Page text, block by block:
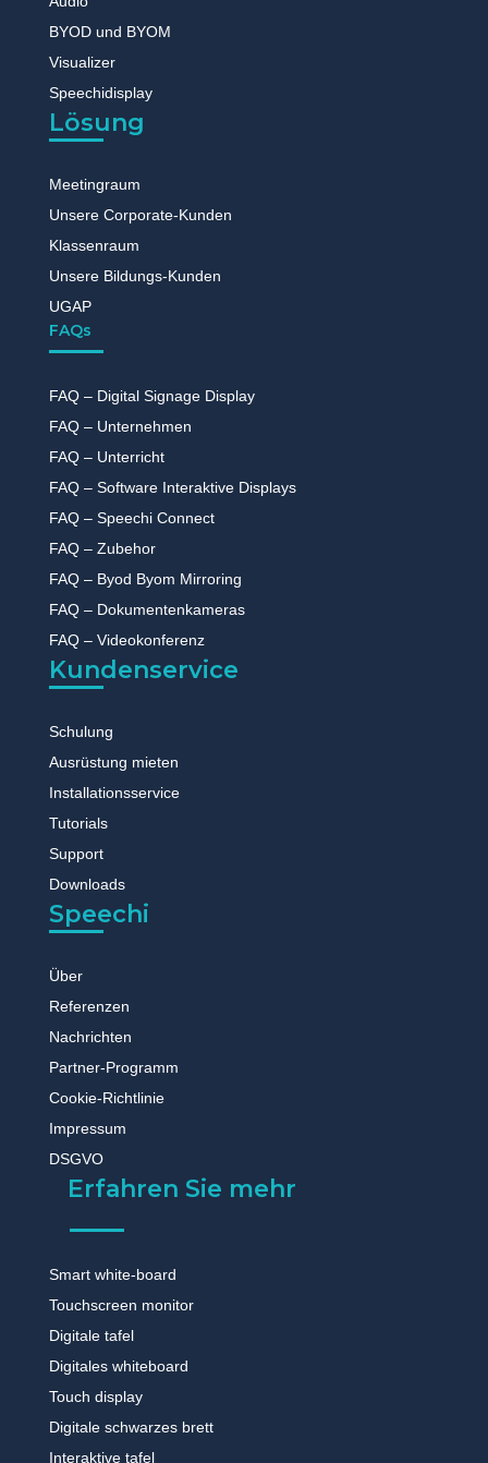
BYOD und BYOM
Visualizer
Speechidisplay
Lösung
Meetingraum
Unsere Corporate-Kunden
Klassenraum
Unsere Bildungs-Kunden
UGAP
FAQs
FAQ – Digital Signage Display
FAQ – Unternehmen
FAQ – Unterricht
FAQ – Software Interaktive Displays
FAQ – Speechi Connect
FAQ – Zubehor
FAQ – Byod Byom Mirroring
FAQ – Dokumentenkameras
FAQ – Videokonferenz
Kundenservice
Schulung
Ausrüstung mieten
Installationsservice
Tutorials
Support
Downloads
Speechi
Über
Referenzen
Nachrichten
Partner-Programm
Cookie-Richtlinie
Impressum
DSGVO
Erfahren Sie mehr
Smart white-board
Touchscreen monitor
Digitale tafel
Digitales whiteboard
Touch display
Digitale schwarzes brett
Interaktive tafel